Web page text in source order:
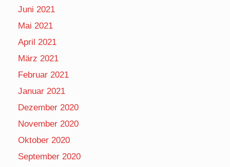
Juni 2021
Mai 2021
April 2021
März 2021
Februar 2021
Januar 2021
Dezember 2020
November 2020
Oktober 2020
September 2020